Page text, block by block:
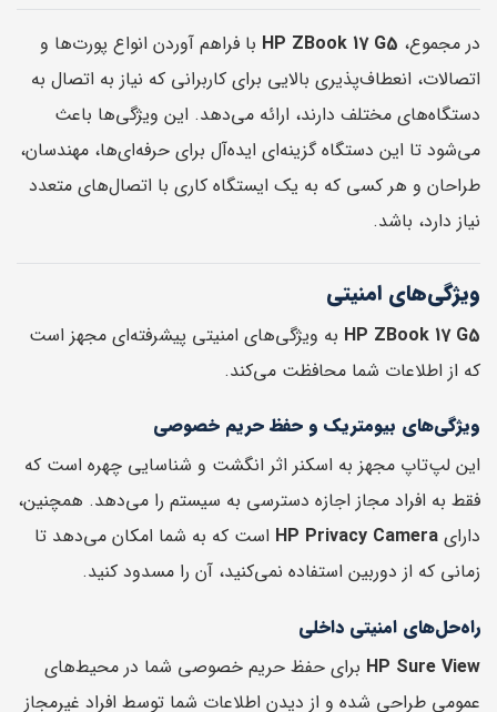
در مجموع، HP ZBook 17 G5 با فراهم آوردن انواع پورت‌ها و
اتصالات، انعطاف‌پذیری بالایی برای کاربرانی که نیاز به اتصال به
دستگاه‌های مختلف دارند، ارائه می‌دهد. این ویژگی‌ها باعث
می‌شود تا این دستگاه گزینه‌ای ایده‌آل برای حرفه‌ای‌ها، مهندسان،
طراحان و هر کسی که به یک ایستگاه کاری با اتصال‌های متعدد
نیاز دارد، باشد.
ویژگی‌های امنیتی
HP ZBook 17 G5 به ویژگی‌های امنیتی پیشرفته‌ای مجهز است
که از اطلاعات شما محافظت می‌کند.
ویژگی‌های بیومتریک و حفظ حریم خصوصی
این لپ‌تاپ مجهز به اسکنر اثر انگشت و شناسایی چهره است که
فقط به افراد مجاز اجازه دسترسی به سیستم را می‌دهد. همچنین،
دارای HP Privacy Camera است که به شما امکان می‌دهد تا
زمانی که از دوربین استفاده نمی‌کنید، آن را مسدود کنید.
راه‌حل‌های امنیتی داخلی
HP Sure View برای حفظ حریم خصوصی شما در محیط‌های
عمومی طراحی شده و از دیدن اطلاعات شما توسط افراد غیرمجاز